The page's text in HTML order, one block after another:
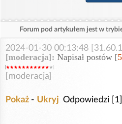
Forum pod artykułem jest w
2024-01-30 00:13:48
[moderacja]: Napisał postów [
[moderacja]
Pokaż - Ukryj Odpowiedzi [1]